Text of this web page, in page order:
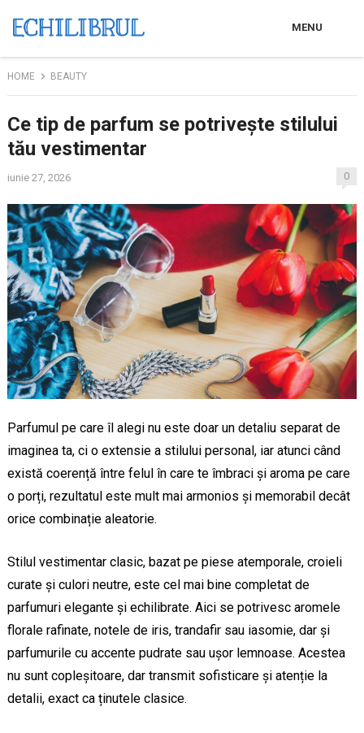
MENU
HOME BEAUTY
Ce tip de parfum se potrivește stilului
tău vestimentar
iunie 27, 2026 0
Parfumul pe care îl alegi nu este doar un detaliu separat de
imaginea ta, ci o extensie a stilului personal, iar atunci când
există coerență între felul în care te îmbraci și aroma pe care
o porți, rezultatul este mult mai armonios și memorabil decât
orice combinație aleatorie.
Stilul vestimentar clasic, bazat pe piese atemporale, croieli
curate și culori neutre, este cel mai bine completat de
parfumuri elegante și echilibrate. Aici se potrivesc aromele
florale rafinate, notele de iris, trandafir sau iasomie, dar și
parfumurile cu accente pudrate sau ușor lemnoase. Acestea
nu sunt copleșitoare, dar transmit sofisticare și atenție la
detalii, exact ca ținutele clasice.